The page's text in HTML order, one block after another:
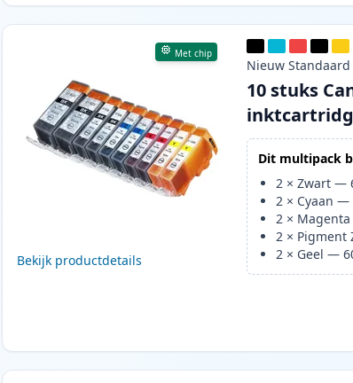
Met chip
Bekijk productdetails
Nieuw Standaard
10 stuks
Dit multipack
2 ×Zwart —
2 × Cyaan —
2 × Magenta
2 × Pigment
2 × Geel —